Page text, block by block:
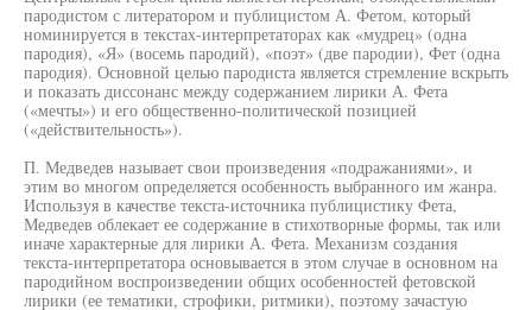
пародистом с литератором и публицистом А. Фетом, который
номинируется в текстах-интерпретаторах как «мудрец» (одна
пародия), «Я» (восемь пародий), «поэт» (две пародии), Фет (одна
пародия). Основной целью пародиста является стремление вскрыть
и показать диссонанс между содержанием лирики А. Фета
(«мечты») и его общественно-политической позицией
(«действительность»).
П. Медведев называет свои произведения «подражаниями», и
этим во многом определяется особенность выбранного им жанра.
Используя в качестве текста-источника публицистику Фета,
Медведев облекает ее содержание в стихотворные формы, так или
иначе характерные для лирики А. Фета. Механизм создания
текста-интерпретатора основывается в этом случае в основном на
пародийном воспроизведении общих особенностей фетовской
лирики (ее тематики, строфики, ритмики), поэтому зачастую